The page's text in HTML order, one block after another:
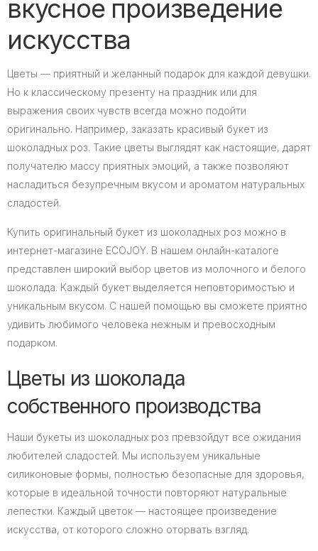
вкусное произведение
искусства
Цветы — приятный и желанный подарок для каждой девушки.
Но к классическому презенту на праздник или для
выражения своих чувств всегда можно подойти
оригинально. Например, заказать красивый букет из
шоколадных роз. Такие цветы выглядят как настоящие, дарят
получателю массу приятных эмоций, а также позволяют
насладиться безупречным вкусом и ароматом натуральных
сладостей.
Купить оригинальный букет из шоколадных роз можно в
интернет-магазине ECOJOY. В нашем онлайн-каталоге
представлен широкий выбор цветов из молочного и белого
шоколада. Каждый букет выделяется неповторимостью и
уникальным вкусом. С нашей помощью вы сможете приятно
удивить любимого человека нежным и превосходным
подарком.
Цветы из шоколада
собственного производства
Наши букеты из шоколадных роз превзойдут все ожидания
любителей сладостей. Мы используем уникальные
силиконовые формы, полностью безопасные для здоровья,
которые в идеальной точности повторяют натуральные
лепестки. Каждый цветок — настоящее произведение
искусства, от которого сложно оторвать взгляд.